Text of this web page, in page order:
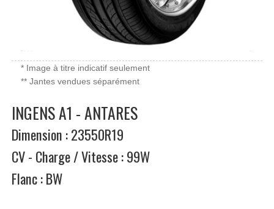
* Image à titre indicatif seulement
** Jantes vendues séparément
INGENS A1 - ANTARES
Dimension : 23550R19
CV - Charge / Vitesse : 99W
Flanc : BW